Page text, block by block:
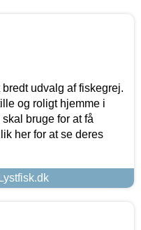
udvalg af fiskegrej.
og roligt hjemme i
bruge for at få
her for at se deres